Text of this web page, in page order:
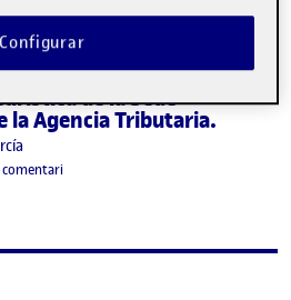
de la Sede
la Agencia Tributaria.
comentariel Evaluación heurística de la Sede
Configurar